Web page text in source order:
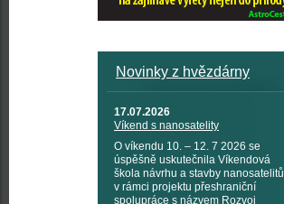
Novinky z hvězdárny
17.07.2026
Víkend s nanosatelity
O víkendu 10. – 12. 7 2026 se
úspěšně uskutečnila Víkendová
škola návrhu a stavby nanosatelitů
v rámci projektu přeshraniční
spolupráce s názvem Rozvoj